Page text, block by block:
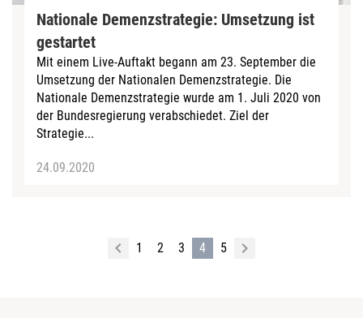
Nationale Demenzstrategie: Umsetzung ist
gestartet
Mit einem Live-Auftakt begann am 23. September die
Umsetzung der Nationalen Demenzstrategie. Die
Nationale Demenzstrategie wurde am 1. Juli 2020 von
der Bundesregierung verabschiedet. Ziel der
Strategie...
24.09.2020
1 2 3 4 5